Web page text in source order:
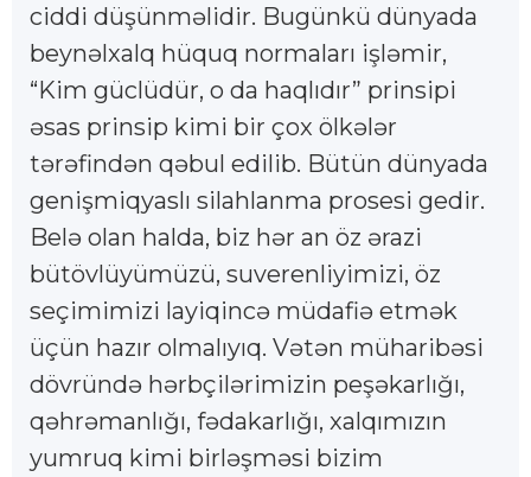
ciddi düşünməlidir. Bugünkü dünyada
beynəlxalq hüquq normaları işləmir,
“Kim güclüdür, o da haqlıdır” prinsipi
əsas prinsip kimi bir çox ölkələr
tərəfindən qəbul edilib. Bütün dünyada
genişmiqyaslı silahlanma prosesi gedir.
Belə olan halda, biz hər an öz ərazi
bütövlüyümüzü, suverenliyimizi, öz
seçimimizi layiqincə müdafiə etmək
üçün hazır olmalıyıq. Vətən müharibəsi
dövründə hərbçilərimizin peşəkarlığı,
qəhrəmanlığı, fədakarlığı, xalqımızın
yumruq kimi birləşməsi bizim